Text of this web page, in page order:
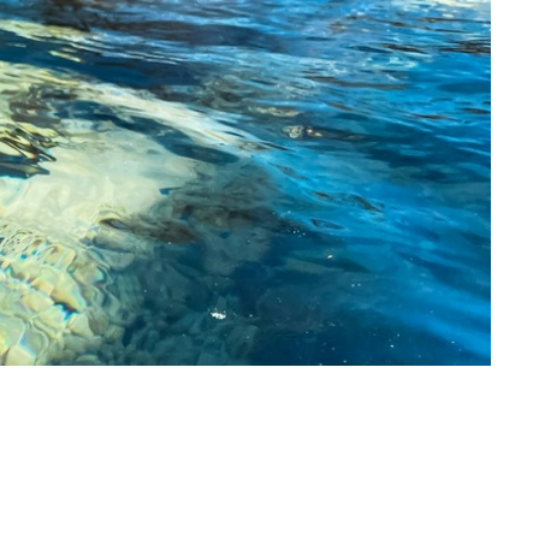
Σκύλου
Αλυσίδες-Φίμωτρα Σκύλου
Παιχνίδια Σκύλου
Ρουχαλάκια Σκύλου
Ταυτότητες Σκύλου
Κουδουνάκια Σκύλου
Εκπαίδευση Σκύλου
Ταυτότητες Γάτας
Οδηγοί Γάτας